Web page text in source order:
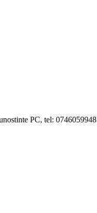
PC, tel: 0746059948